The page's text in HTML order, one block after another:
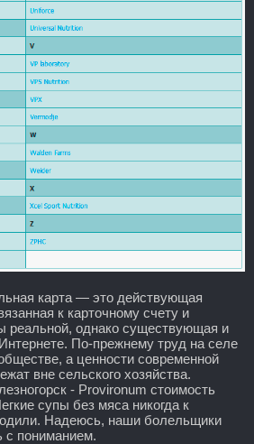
карта — это действующая
к карточному счету и
реальной, однако существующая и
По-прежнему труд на селе
а ценности современной
вне сельского хозяйства.
- Provironum стоимость
супы без мяса никогда к
Надеюсь, наши болельщики
с пониманием.